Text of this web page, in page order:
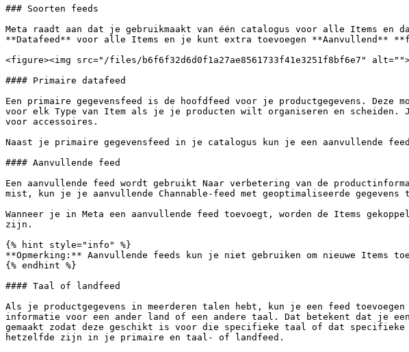
### Soorten feeds
Meta raadt aan dat je gebruikmaakt van één catalogus voor alle Items en
**Datafeed** voor alle Items en je kunt extra toevoegen **Aanvullend**
<figure><img src="/files/b6f6f32d6d0f1a27ae8561733f41e3251f8bf6e7"
#### Primaire datafeed
Een primaire gegevensfeed is de hoofdfeed voor je productgegevens.
voor elk Type van Item als je je producten wilt organiseren en scheiden.
voor accessoires.
Naast je primaire gegevensfeed in je catalogus kun je een aanvullende
#### Aanvullende feed
Een aanvullende feed wordt gebruikt Naar verbetering van de
mist, kun je je aanvullende Channable-feed met geoptimaliseerde gegevens
Wanneer je in Meta een aanvullende feed toevoegt, worden de Items
zijn.
{% hint style="info" %}
**Opmerking:** Aanvullende feeds kun je niet gebruiken om nieuwe Items
{% endhint %}
#### Taal of landfeed
Als je productgegevens in meerderen talen hebt, kun je een feed
informatie voor een ander land of een andere taal. Dat betekent dat je
gemaakt zodat deze geschikt is voor die specifieke taal of dat specifieke
hetzelfde zijn in je primaire en taal- of landfeed.